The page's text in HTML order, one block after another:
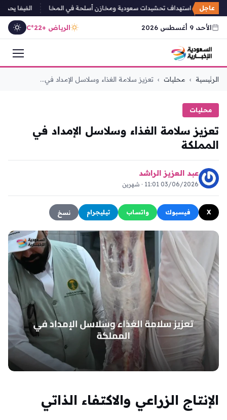
عاجل
يعلنون استهداف تحشيدات سعودية ومخازن أسلحة في المخا الفيفا يحذر
الأحد، 9 أغسطس 2026 الرياض +22°C
التجاوز
الرئيسية › محليات › تعزيز سلامة الغذاء وسلاسل الإمداد في...
محليات
تعزيز سلامة الغذاء وسلاسل الإمداد في
المملكة
عبد العزيز الراشد
03/06/2026 11:01 · شهرين
X فيسبوك واتساب تيليجرام نسخ
الإنتاج الزراعي والاكتفاء الذاتي